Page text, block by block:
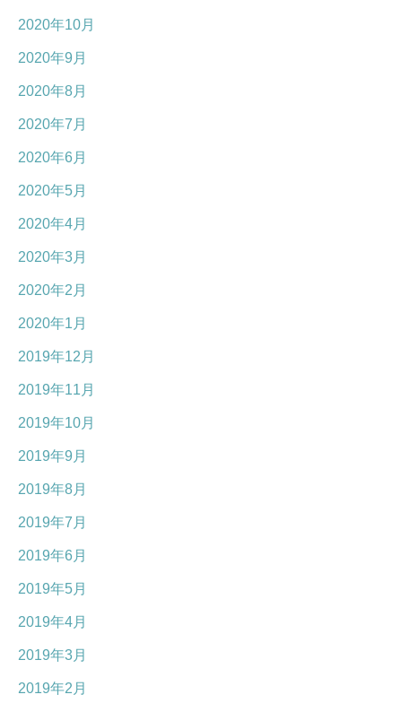
2020年10月
2020年9月
2020年8月
2020年7月
2020年6月
2020年5月
2020年4月
2020年3月
2020年2月
2020年1月
2019年12月
2019年11月
2019年10月
2019年9月
2019年8月
2019年7月
2019年6月
2019年5月
2019年4月
2019年3月
2019年2月